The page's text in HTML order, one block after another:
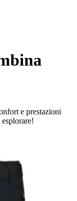
e prestazioni